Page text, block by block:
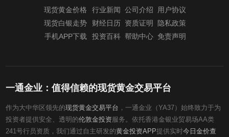
现货黄金价格
现货白银走势
手机APP下载
行业新闻
财经日历
投资百科
公司介绍
资质证明
帮助中心
用户协议
隐私政策
免责声明
一通金业：值得信赖的现货黄金交易平台
作为大中华区领先的现货黄金交易平台 ，一通金业（YA37）始终致力于为
投资者提供安全、透明的伦敦金投资服务。依托香港金银业贸易场AA类
241号行员资质，我们通过自主研发的黄金投资APP提供实时今日金价查